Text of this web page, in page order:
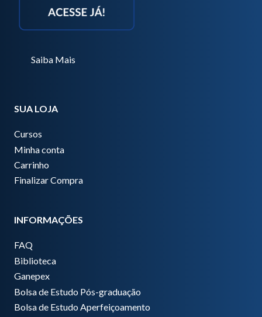
Saiba Mais
SUA LOJA
Cursos
Minha conta
Carrinho
Finalizar Compra
INFORMAÇÕES
FAQ
Biblioteca
Ganepex
Bolsa de Estudo Pós-graduação
Bolsa de Estudo Aperfeiçoamento